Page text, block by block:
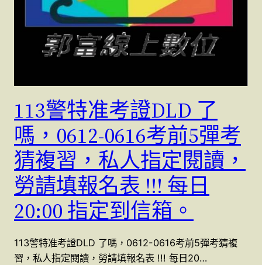
113警特准考證DLD 了
嗎，0612-0616考前5彈考
猜複習，私人指定閱讀，
勞請填報名表 !!! 每日
20:00 指定到信箱。
113警特准考證DLD 了嗎，0612-0616考前5彈考猜複
習，私人指定閱讀，勞請填報名表 !!! 每日20…